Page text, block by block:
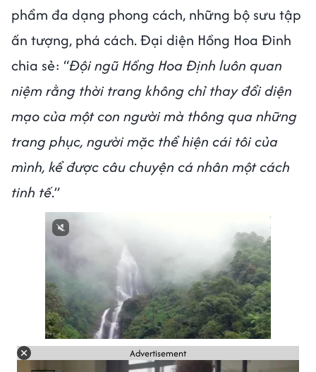
phẩm đa dạng phong cách, những bộ sưu tập
ấn tượng, phá cách. Đại diện Hồng Hoa Đinh
chia sẻ: “Đội ngũ Hồng Hoa Định luôn quan
niệm rằng thời trang không chỉ thay đổi diện
mạo của một con người mà thông qua những
trang phục, người mặc thể hiện cái tôi của
mình, kể được câu chuyện cá nhân một cách
tinh tế.”
Advertisement